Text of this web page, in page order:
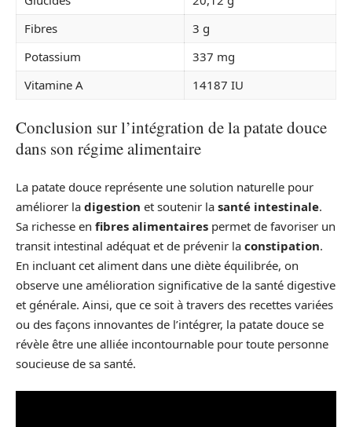
Fibres
3 g
Potassium
337 mg
Vitamine A
14187 IU
Conclusion sur l’intégration de la patate douce
dans son régime alimentaire
La patate douce représente une solution naturelle pour
améliorer la digestion et soutenir la santé intestinale.
Sa richesse en fibres alimentaires permet de favoriser un
transit intestinal adéquat et de prévenir la constipation.
En incluant cet aliment dans une diète équilibrée, on
observe une amélioration significative de la santé digestive
et générale. Ainsi, que ce soit à travers des recettes variées
ou des façons innovantes de l’intégrer, la patate douce se
révèle être une alliée incontournable pour toute personne
soucieuse de sa santé.